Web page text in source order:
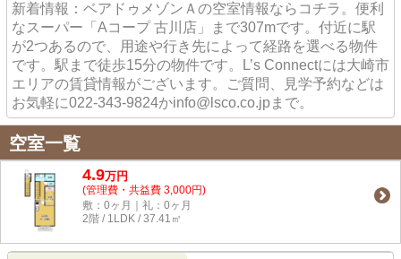
新着情報：ベアドゥメゾンＡの空室情報ならコチラ。便利
なスーパー「Aコープ 古川店」まで307mです。付近に駅
が2つあるので、用途や行き先によって経路を選べる物件
です。駅まで徒歩15分の物件です。L’s Connectには大崎市
エリアの賃貸情報がございます。ご質問、見学予約などは
お気軽に022-343-9824かinfo@lsco.co.jpまで。
空室一覧
4.9万円
(管理費・共益費 3,000円)
敷：0ヶ月｜礼：0ヶ月
2階 / 1LDK / 37.41㎡